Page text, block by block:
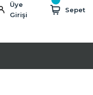
Üye
Girişi
Sepet